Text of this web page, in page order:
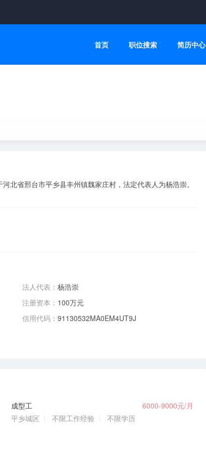
首页 职位搜索 简历中心
北省邢台市平乡县丰州镇魏家庄村，法定代表人为杨浩崇。
法人代表： 杨浩崇
注册资本： 100万元
信用代码： 91130532MA0EM4UT9J
成型工
6000-9000元/月
平乡城区
不限工作经验 不限学历